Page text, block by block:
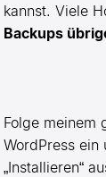
kannst. Viele
Backups
Folge meinem
WordPress ein
„Installieren“